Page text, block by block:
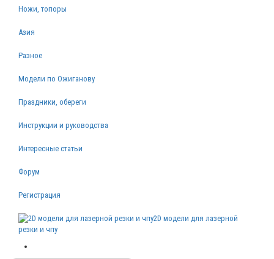
Ножи, топоры
Азия
Разное
Модели по Ожиганову
Праздники, обереги
Инструкции и руководства
Интересные статьи
Форум
Регистрация
2D модели для лазерной
резки и чпу